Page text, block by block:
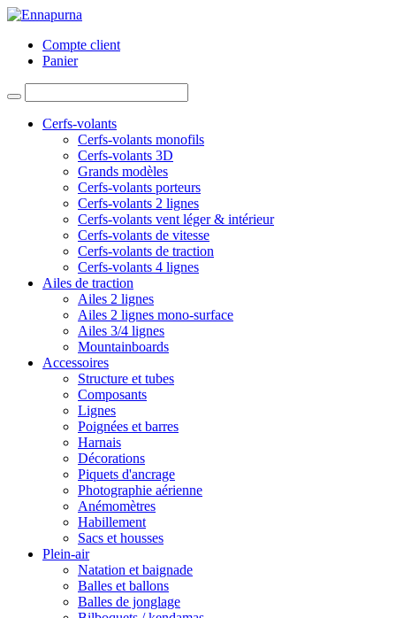
Compte client
Panier
Cerfs-volants
Cerfs-volants monofils
Cerfs-volants 3D
Grands modèles
Cerfs-volants porteurs
Cerfs-volants 2 lignes
Cerfs-volants vent léger & intérieur
Cerfs-volants de vitesse
Cerfs-volants de traction
Cerfs-volants 4 lignes
Ailes de traction
Ailes 2 lignes
Ailes 2 lignes mono-surface
Ailes 3/4 lignes
Mountainboards
Accessoires
Structure et tubes
Composants
Lignes
Poignées et barres
Harnais
Décorations
Piquets d'ancrage
Photographie aérienne
Anémomètres
Habillement
Sacs et housses
Plein-air
Natation et baignade
Balles et ballons
Balles de jonglage